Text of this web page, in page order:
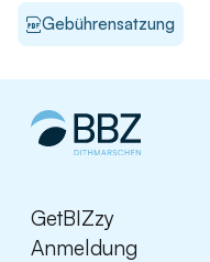
Gebührensatzung
GetBIZzy
Anmeldung